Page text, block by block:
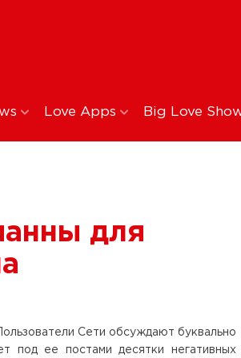
Love Apps Big Love
для
Сети обсуждают буквально
под ее постами десятки негативных